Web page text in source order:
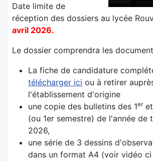
Date limite de
réception des dossiers au lycée
avril 2026.
Le dossier comprendra les
La fiche de candidature
télécharger ici ou à retirer
l'établissement d'origine
une copie des bulletins des 1er
(ou 1er semestre) de l'année de
2026,
une série de 3 dessins
dans un format A4 (voir vidéo